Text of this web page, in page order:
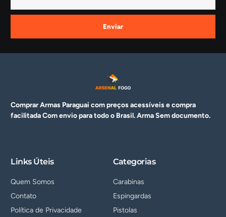
Enviar
Comprar Armas Paraguai com preços acessíveis e compra
facilitada Com envio para todo o Brasil. ArmaSem documento.
Links Úteis
Quem Somos
Contato
Política de Privacidade
Categorias
Carabinas
Espingardas
Pistolas